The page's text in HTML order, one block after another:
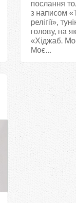
послання
з написом
релігії»,
голову, на
«Хіджаб.
Моє...